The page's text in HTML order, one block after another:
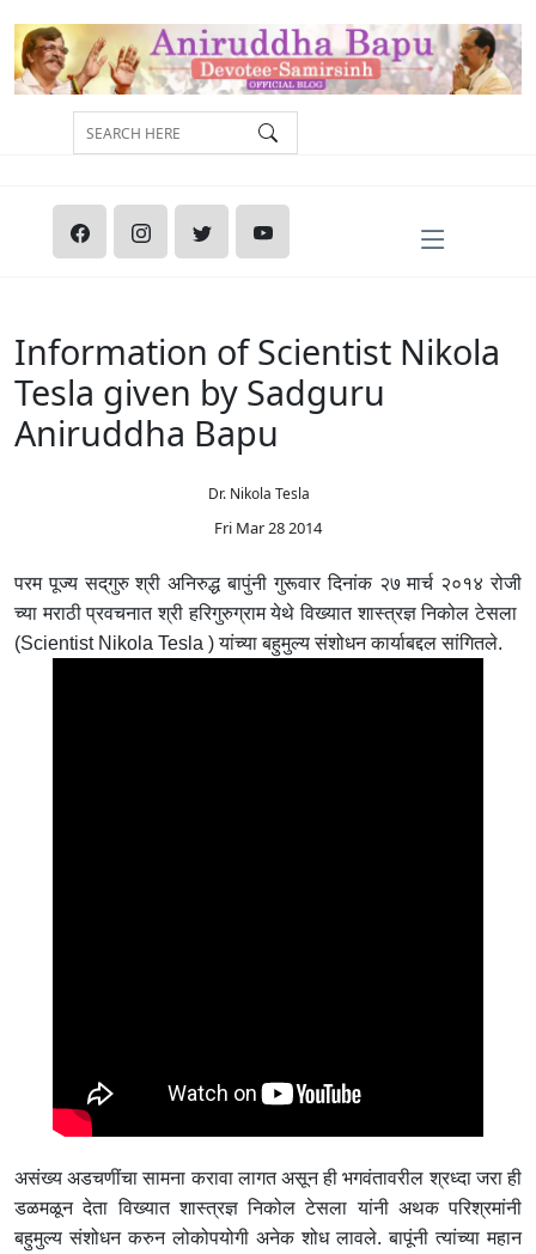
Information of Scientist Nikola
Tesla given by Sadguru
Aniruddha Bapu
Dr. Nikola Tesla
Fri Mar 28 2014
परम पूज्य सद्‌गुरु श्री अनिरुद्ध बापुंनी गुरूवार दिनांक २७ मार्च २०१४ रोजी
च्या मराठी प्रवचनात श्री हरिगुरुग्राम येथे विख्यात शास्त्रज्ञ निकोल टेसला
(Scientist Nikola Tesla ) यांच्या बहुमुल्य संशोधन कार्याबद्दल सांगितले.
असंख्य अडचणींचा सामना करावा लागत असून ही भगवंतावरील श्रध्दा जरा ही
डळमळून देता विख्यात शास्त्रज्ञ निकोल टेसला यांनी अथक परिश्रमांनी
बहुमुल्य संशोधन करुन लोकोपयोगी अनेक शोध लावले. बापूंनी त्यांच्या महान